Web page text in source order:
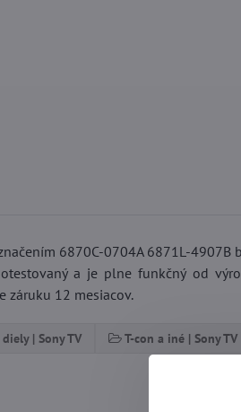
6870C-0704A 6871L-
a je plne funkčný od
záruku 12 mesiacov.
| Sony TV T-con a iné | Sony TV